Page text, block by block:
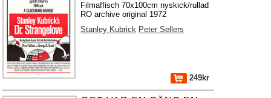
Filmaffisch 70x100cm nyskick/rullad
RO archive original 1972
Stanley Kubrick Peter Sellers
249kr